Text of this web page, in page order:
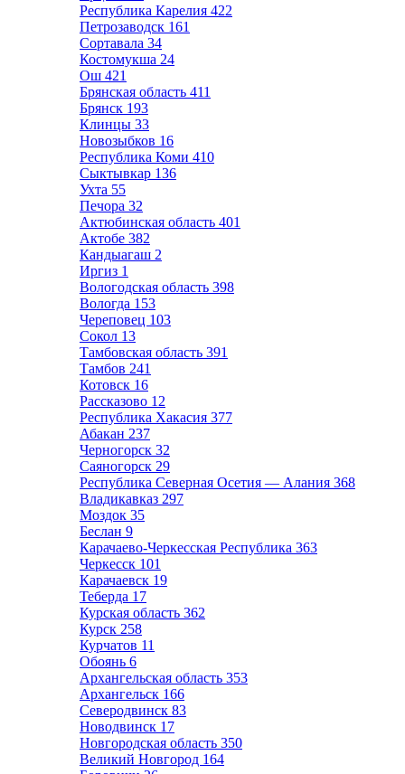
Республика Карелия 422
Петрозаводск 161
Сортавала 34
Костомукша 24
Ош 421
Брянская область 411
Брянск 193
Клинцы 33
Новозыбков 16
Республика Коми 410
Сыктывкар 136
Ухта 55
Печора 32
Актюбинская область 401
Актобе 382
Кандыагаш 2
Иргиз 1
Вологодская область 398
Вологда 153
Череповец 103
Сокол 13
Тамбовская область 391
Тамбов 241
Котовск 16
Рассказово 12
Республика Хакасия 377
Абакан 237
Черногорск 32
Саяногорск 29
Республика Северная Осетия — Алания 368
Владикавказ 297
Моздок 35
Беслан 9
Карачаево-Черкесская Республика 363
Черкесск 101
Карачаевск 19
Теберда 17
Курская область 362
Курск 258
Курчатов 11
Обоянь 6
Архангельская область 353
Архангельск 166
Северодвинск 83
Новодвинск 17
Новгородская область 350
Великий Новгород 164